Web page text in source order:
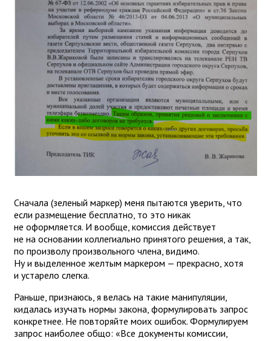
Сначала (зеленый маркер) меня пытаются уверить, что
если размещение бесплатно, то это никак
не оформляется. И вообще, комиссия действует
не на основании коллегиально принятого решения, а так,
по произволу произвольного члена, видимо.
Ну и выделенное желтым маркером — прекрасно, хотя
и устарело слегка.
Раньше, признаюсь, я велась на такие манипуляции,
кидалась изучать нормы закона, формулировать запрос
конкретнее. Не повторяйте моих ошибок. Формулируем
запрос наиболее общо: «Все документы комиссии,